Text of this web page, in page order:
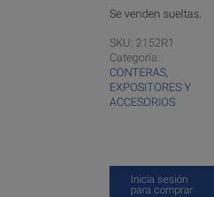
Se venden sueltas.
SKU: 2152R1
Categoría:
CONTERAS,
EXPOSITORES Y
ACCESORIOS
Inicia sesión
para comprar